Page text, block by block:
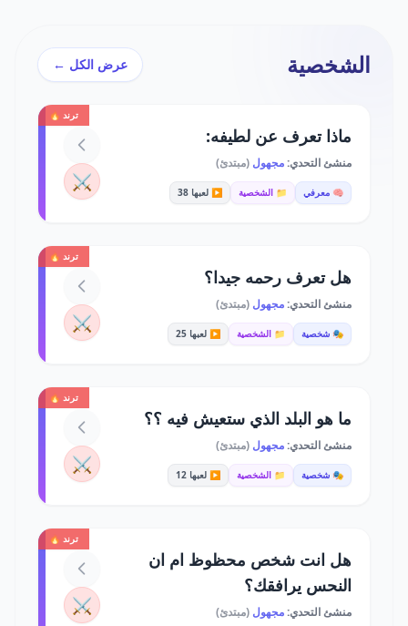
الشخصية عرض الكل ←
ترند 🔥
ماذا تعرف عن لطيفه:
منشئ التحدي:مجهول (مبتدئ)
🧠 معرفي 📁 الشخصية ▶️ لعبها 38 ⚔️
ترند 🔥
هل تعرف رحمه جيدا؟
منشئ التحدي:مجهول (مبتدئ)
🎭 شخصية 📁 الشخصية ▶️ لعبها 25 ⚔️
ترند 🔥
ما هو البلد الذي ستعيش فيه ؟؟
منشئ التحدي:مجهول (مبتدئ)
🎭 شخصية 📁 الشخصية ▶️ لعبها 12 ⚔️
ترند 🔥
هل انت شخص محظوظ ام ان
النحس يرافقك؟
منشئ التحدي:مجهول (مبتدئ) ⚔️